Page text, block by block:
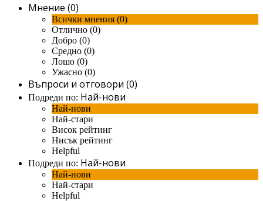
Мнение (0)
Всички мнения (0)
Отлично (0)
Добро (0)
Средно (0)
Лошо (0)
Ужасно (0)
Въпроси и отговори (0)
Подреди по: Най-нови
Най-нови
Най-стари
Висок рейтинг
Нисък рейтинг
Helpful
Подреди по: Най-нови
Най-нови
Най-стари
Helpful